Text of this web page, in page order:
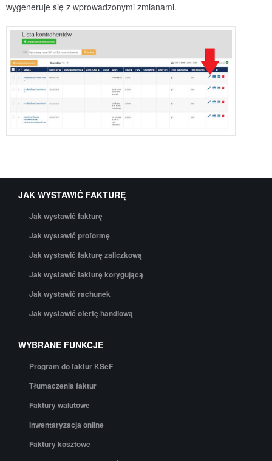
wygeneruje się z wprowadzonymi zmianami.
JAK WYSTAWIĆ FAKTURĘ
Jak wystawić fakturę
Jak wystawić proformę
Jak wystawić fakturę zaliczkową
Jak wystawić fakturę korygującą
Jak wystawić rachunek
Jak wystawić ofertę handlową
WYBRANE FUNKCJE
Program do faktur KSeF
Tłumaczenia faktur
Faktury walutowe
Inwentaryzacja online
Faktury kosztowe